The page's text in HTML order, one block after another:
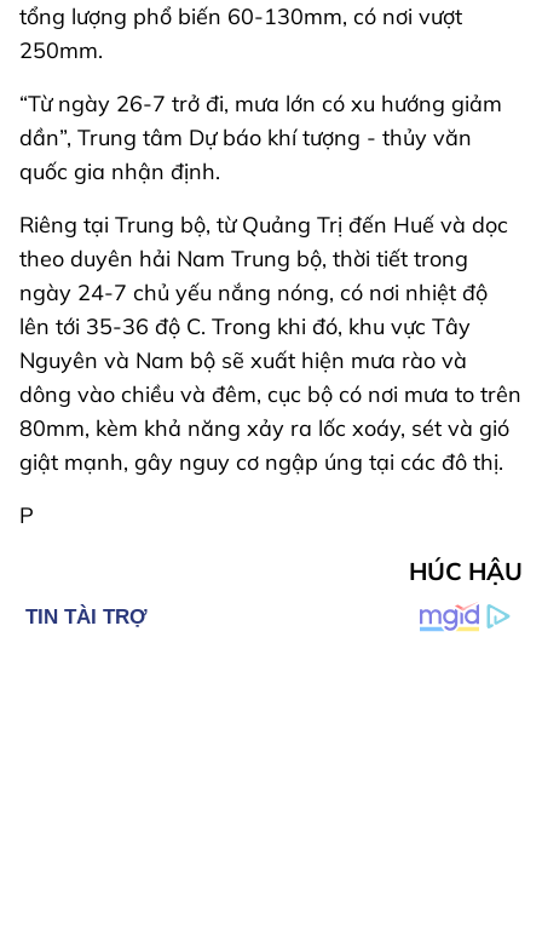
tổng lượng phổ biến 60-130mm, có nơi vượt
250mm.
“Từ ngày 26-7 trở đi, mưa lớn có xu hướng giảm
dần”, Trung tâm Dự báo khí tượng - thủy văn
quốc gia nhận định.
Riêng tại Trung bộ, từ Quảng Trị đến Huế và dọc
theo duyên hải Nam Trung bộ, thời tiết trong
ngày 24-7 chủ yếu nắng nóng, có nơi nhiệt độ
lên tới 35-36 độ C. Trong khi đó, khu vực Tây
Nguyên và Nam bộ sẽ xuất hiện mưa rào và
dông vào chiều và đêm, cục bộ có nơi mưa to trên
80mm, kèm khả năng xảy ra lốc xoáy, sét và gió
giật mạnh, gây nguy cơ ngập úng tại các đô thị.
P
HÚC HẬU